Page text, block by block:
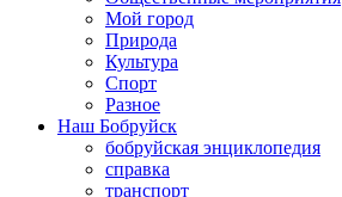
Мой город
Природа
Культура
Спорт
Разное
Наш Бобруйск
бобруйская энциклопедия
справка
транспорт